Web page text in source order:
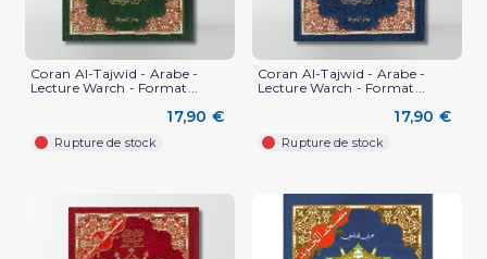
Coran Al-Tajwid - Arabe -
Lecture Warch - Format...
17,90 €
Rupture de stock
Coran Al-Tajwid - Arabe -
Lecture Warch - Format...
17,90 €
Rupture de stock